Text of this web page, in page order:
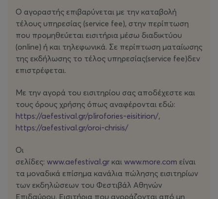
περιοχές, μορφωτικά και επαγγελματικά υπόβαθρα)
ενώνουν τα χέρια και ακολουθούν τα γνωστά βήματα,
για να τα παραλλάξουν αμέσως μετά – μια
κίνηση ‘βλάσφημης’ αγάπης προς τον παραδοσιακό
ρυθμό, για να τον ‘αναγκάσουν’ να χωρέσει τις
νέες επιθυμίες και εντάσεις των σωμάτων.
Επικεφαλής μιας ‘ορχήστρας γάμων’ στη Δυτική Όχθη,
ο Νάσερ Αλ Φάρες στήνει μια αμφίθυμη μουσική
συνθήκη, όπου η ευχαρίστηση και η οδύνη συνυπάρχουν.
Ανάμεσα στα μουσικά μέρη, απευθύνεται στους
παρευρισκόμενους που γνωρίζει, χαιρετώντας τους ή
κάνοντας καθημερινές ανακοινώσεις. Καθ’ όλη τη
διάρκεια της ‘γιορτής’, ακούγονται περιστασιακά
σειρήνες, drones και παιδικά κλάματα. Πρόκειται για
ηχητικά ντοκουμέντα ή για θορύβους από τη μνήμη των
Ο αγοραστής επιβαρύνεται με την καταβολή
τέλους υπηρεσίας (service fee), στην περίπτωση
που προμηθεύεται εισιτήρια μέσω διαδικτύου
(οnline) ή και τηλεφωνικά. Σε περίπτωση ματαίωσης
της εκδήλωσης το τέλος υπηρεσίας(service fee)δεν
επιστρέφεται.
Με την αγορά του εισιτηρίου σας αποδέχεστε και
τους όρους χρήσης όπως αναφέρονται εδώ:
https://aefestival.gr/plirofories-eisitirion/,
https://aefestival.gr/oroi-chrisis/
Οι
σελίδες: www.aefestival.gr και www.more.com είναι
τα μοναδικά επίσημα κανάλια πώλησης εισιτηρίων
των εκδηλώσεων του Φεστιβάλ Αθηνών
Επιδαύρου. Εισιτήρια που αγοράζονται από μη